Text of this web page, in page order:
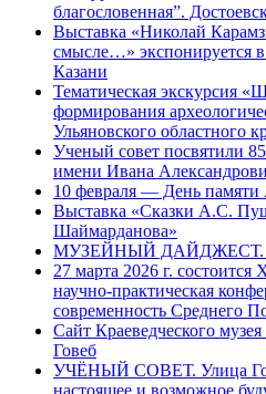
благословенная”.
Выставка «Николай
смысле…» экспонируется
Казани
Тематическая экскурсия
формирования
Ульяновского областного
Ученый совет посвятили
имени Ивана
10 февраля — День
Выставка «Сказки А.С.
Шаймарданова»
МУЗЕЙНЫЙ ДАЙДЖЕСТ.
27 марта 2026 г.
научно-практическая
современность Среднего
Сайт Краеведческого
Говеб
УЧЁНЫЙ СОВЕТ. Улица
настоящее и возможное